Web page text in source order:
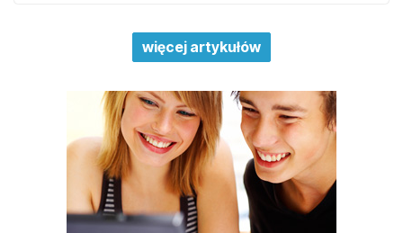
więcej artykułów